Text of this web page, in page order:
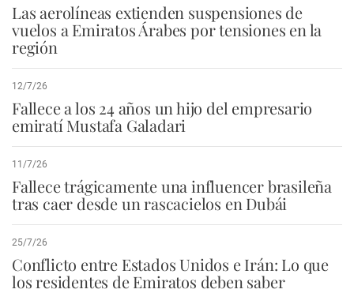
Las aerolíneas extienden suspensiones de
vuelos a Emiratos Árabes por tensiones en la
región
12/7/26
Fallece a los 24 años un hijo del empresario
emiratí Mustafa Galadari
11/7/26
Fallece trágicamente una influencer brasileña
tras caer desde un rascacielos en Dubái
25/7/26
Conflicto entre Estados Unidos e Irán: Lo que
los residentes de Emiratos deben saber